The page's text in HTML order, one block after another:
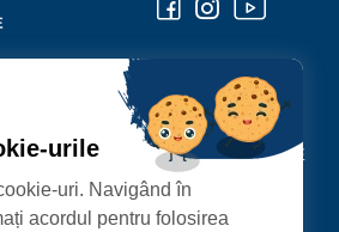
DATELOR PERSONALE
MUNICIPIULUI
NR. 1 CORP M, 440026 SATU MARE
urile
uri. Navigând în
acordul pentru folosirea